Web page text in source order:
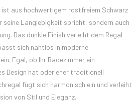
ist aus hochwertigem rostfreiem Schwarz
Langlebigkeit spricht, sondern auch
Das dunkle Finish verleiht dem Regal
sich nahtlos in moderne
Egal, ob Ihr Badezimmer ein
Design hat oder eher traditionell
fügt sich harmonisch ein und verleiht
von Stil und Eleganz.